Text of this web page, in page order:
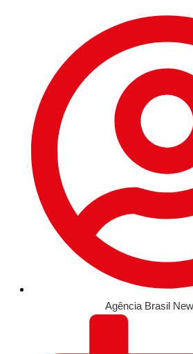
Agência Brasil